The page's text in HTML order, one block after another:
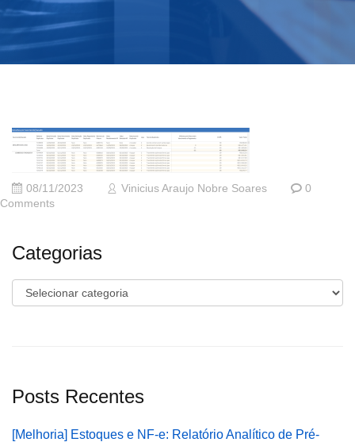
08/11/2023 Vinicius Araujo Nobre Soares
0
Comments
Categorias
Categorias
Posts Recentes
[Melhoria] Estoques e NF-e: Relatório Analítico de Pré-